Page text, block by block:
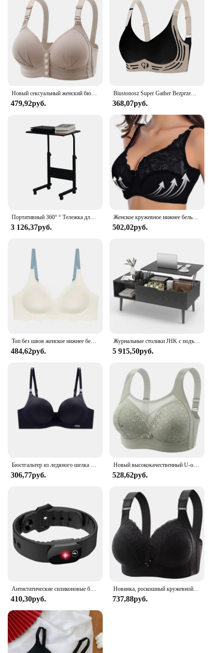
Новый сексуальный женский бюстгальтер большого размера с застежкой спереди и эффектом пуш-ап Регулируемая тонкая чашка дышащее удобное нижнее белье для мам среднего возраста
479,92руб.
Biustonosz Super Gather Bezprzewodowy biustonosz push-up Bezprzewodowa wygodna regulowana bielizna damska Bezszwowy biustonosz sportowy zapobiegający zwiotczeniu
368,07руб.
Портативный 360° ° Тележка для мобильного ноутбука на колесиках, регулируемый боковой компьютерный стол, новый
3 126,37руб.
Женское кружевное нижнее белье, Привлекательный бюстгальтер с чашкой 3/4, тонкий регулируемый бюстгальтер пуш-ап, нижнее белье без подкладки
502,02руб.
Топ без швов женское нижнее белье без стальных колец чистое Desire удобный бюстгальтер на бретельках регулируемый бюстгальтер с красивой спинкой тонкий
484,62руб.
Журнальные столики JHK с подъемным верхом для гостиной, 39,37 x 19,7 дюйма, письменный стол, обеденные столы из чайного дерева, регулируемая полка для хранения, легко поднимается или нижний
5 915,50руб.
Бюстгальтер из ледяного шелка для женщин, сексуальный бесшовный бюстгальтер без косточек, нижнее белье пуш-ап, беспроводной цельный бюстгальтер AB с чашкой, регулируемые бретели ярких цветов
306,77руб.
Новый высококачественный U-образный бюстгальтер без стального кольца с присборенными и регулируемыми бретелями тонкая чашка дышащий Женский бюстгальтер
528,62руб.
Антистатические силиконовые браслеты зимние универсальные регулируемые статические избавляющие тело от статического электричества подарки
410,30руб.
Новинка, роскошный кружевной женский бюстгальтер большого размера без стальных колец, дышащее удобное регулируемое женское нижнее белье с эффектом пуш-ап
737,88руб.